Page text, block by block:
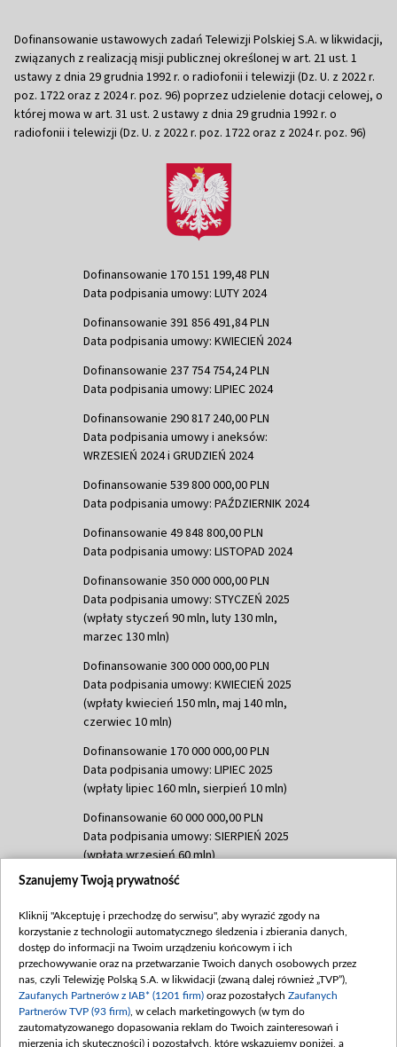
Dofinansowanie ustawowych zadań Telewizji Polskiej S.A. w likwidacji,
związanych z realizacją misji publicznej określonej w art. 21 ust. 1
ustawy z dnia 29 grudnia 1992 r. o radiofonii i telewizji (Dz. U. z 2022 r.
poz. 1722 oraz z 2024 r. poz. 96) poprzez udzielenie dotacji celowej, o
której mowa w art. 31 ust. 2 ustawy z dnia 29 grudnia 1992 r. o
radiofonii i telewizji (Dz. U. z 2022 r. poz. 1722 oraz z 2024 r. poz. 96)
Dofinansowanie 170 151 199,48 PLN
Data podpisania umowy: LUTY 2024
Dofinansowanie 391 856 491,84 PLN
Data podpisania umowy: KWIECIEŃ 2024
Dofinansowanie 237 754 754,24 PLN
Data podpisania umowy: LIPIEC 2024
Dofinansowanie 290 817 240,00 PLN
Data podpisania umowy i aneksów:
WRZESIEŃ 2024 i GRUDZIEŃ 2024
Dofinansowanie 539 800 000,00 PLN
Data podpisania umowy: PAŹDZIERNIK 2024
Dofinansowanie 49 848 800,00 PLN
Data podpisania umowy: LISTOPAD 2024
Dofinansowanie 350 000 000,00 PLN
Data podpisania umowy: STYCZEŃ 2025
(wpłaty styczeń 90 mln, luty 130 mln,
marzec 130 mln)
Dofinansowanie 300 000 000,00 PLN
Data podpisania umowy: KWIECIEŃ 2025
(wpłaty kwiecień 150 mln, maj 140 mln,
czerwiec 10 mln)
Dofinansowanie 170 000 000,00 PLN
Data podpisania umowy: LIPIEC 2025
(wpłaty lipiec 160 mln, sierpień 10 mln)
Dofinansowanie 60 000 000,00 PLN
Data podpisania umowy: SIERPIEŃ 2025
(wpłata wrzesień 60 mln)
Dofinansowanie 635 783 051,21 PLN
(wpłata wrzesień 100 mln, październik 350
mln, listopad 265 mln)
Dofinansowanie 48 862 000,00 PLN
Data podpisania umowy: GRUDZIEŃ 2025
(wpłata grudzień 60,548 mln)
Dofinansowanie 900 000 000,00 PLN
Szanujemy Twoją prywatność
Kliknij "Akceptuję i przechodzę do serwisu", aby wyrazić zgody na
korzystanie z technologii automatycznego śledzenia i zbierania danych,
dostęp do informacji na Twoim urządzeniu końcowym i ich
przechowywanie oraz na przetwarzanie Twoich danych osobowych przez
nas, czyli Telewizję Polską S.A. w likwidacji (zwaną dalej również „TVP”),
Zaufanych Partnerów z IAB* (1201 firm) oraz pozostałych Zaufanych
Partnerów TVP (93 firm) , w celach marketingowych (w tym do
zautomatyzowanego dopasowania reklam do Twoich zainteresowań i
mierzenia ich skuteczności) i pozostałych, które wskazujemy poniżej, a